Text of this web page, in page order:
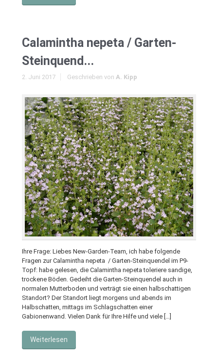
Calamintha nepeta / Garten-
Steinquend...
2. Juni 2017 Geschrieben von A. Kipp
Ihre Frage: Liebes New-Garden-Team, ich habe folgende
Fragen zur Calamintha nepeta / Garten-Steinquendel im P9-
Topf: habe gelesen, die Calamintha nepeta toleriere sandige,
trockene Böden. Gedeiht die Garten-Steinquendel auch in
normalen Mutterboden und verträgt sie einen halbschattigen
Standort? Der Standort liegt morgens und abends im
Halbschatten, mittags im Schlagschatten einer
Gabionenwand. Vielen Dank für Ihre Hilfe und viele […]
Weiterlesen